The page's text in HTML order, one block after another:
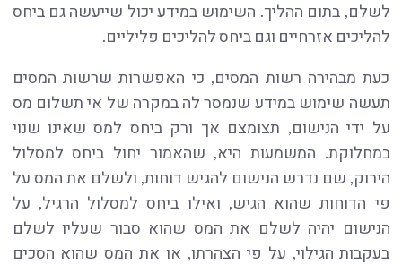
לשלם, בתום ההליך. השימוש במידע יכול שייעשה גם ביחס
להליכים אזרחיים וגם ביחס להליכים פליליים.
כעת מבהירה רשות המסים, כי האפשרות שרשות המסים
תעשה שימוש במידע שנמסר לה במקרה של אי תשלום מס
על ידי הנישום, תצומצם אך ורק ביחס למס שאינו שנוי
במחלוקת. המשמעות היא, שהאמור יחול ביחס למסלול
הירוק, שם נדרש הנישום להגיש דוחות, ולשלם את המס על
פי הדוחות שהוא הגיש, ואילו ביחס למסלול הרגיל, על
הנישום יהיה לשלם את המס שהוא סבור שעליו לשלם
בעקבות הגילוי, על פי הצהרתו, או את המס שהוא הסכים